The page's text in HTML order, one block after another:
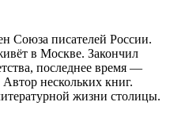
писателей России.
в Москве. Закончил
последнее время —
нескольких книг.
жизни столицы.